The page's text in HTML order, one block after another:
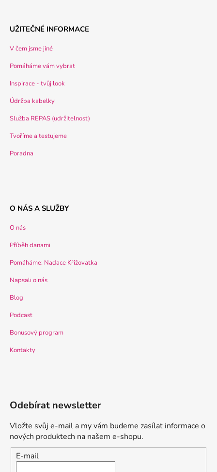
UŽITEČNÉ INFORMACE
V čem jsme jiné
Pomáháme vám vybrat
Inspirace - tvůj look
Údržba kabelky
Služba REPAS (udržitelnost)
Tvoříme a testujeme
Poradna
O NÁS A SLUŽBY
O nás
Příběh danami
Pomáháme: Nadace Křižovatka
Napsali o nás
Blog
Podcast
Bonusový program
Kontakty
Odebírat newsletter
Vložte svůj e-mail a my vám budeme zasílat informace o
nových produktech na našem e-shopu.
E-mail